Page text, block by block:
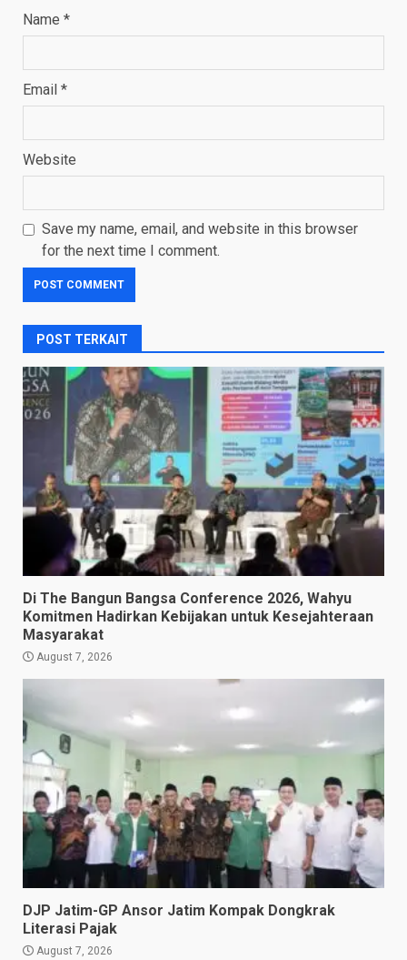
Name *
Email *
Website
Save my name, email, and website in this browser
for the next time I comment.
POST TERKAIT
Di The Bangun Bangsa Conference 2026, Wahyu
Komitmen Hadirkan Kebijakan untuk Kesejahteraan
Masyarakat
August 7, 2026
DJP Jatim-GP Ansor Jatim Kompak Dongkrak
Literasi Pajak
August 7, 2026